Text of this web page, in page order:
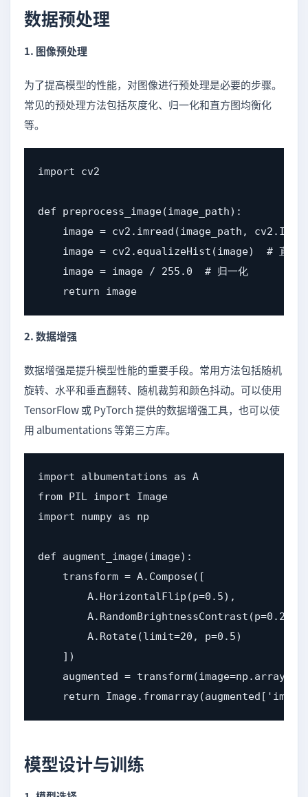
数据预处理
1. 图像预处理
为了提高模型的性能，对图像进行预处理是必要的步骤。
常见的预处理方法包括灰度化、归一化和直方图均衡化
等。
import cv2
def preprocess_image(image_path):
image = cv2.imread(image_path,
image = cv2.equalizeHist(image)  # 直方
    image = image / 255.0  # 归一化
    return image
2. 数据增强
数据增强是提升模型性能的重要手段。常用方法包括随机
旋转、水平和垂直翻转、随机裁剪和颜色抖动。可以使用
TensorFlow 或 PyTorch 提供的数据增强工具，也可以使
用 albumentations 等第三方库。
import albumentations as A
from PIL import Image
import numpy as np
def augment_image(image):
    transform = A.Compose([
        A.HorizontalFlip(p=0.5),
        A.RandomBrightnessContrast(p=0.2),
        A.Rotate(limit=20, p=0.5)
    ])
augmented =
return
模型设计与训练